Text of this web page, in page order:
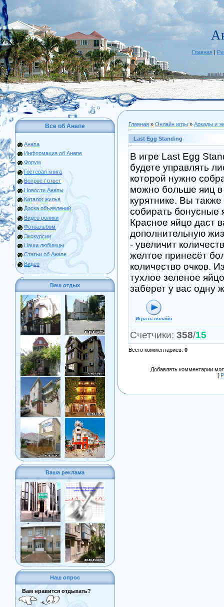
Главная |
Все об Анапе
Анапа
Информация об Анапе
Форум
Гостевая книга
Вопрос / ответ
Новости Анапы
Каталог жилья
Доска объявлений
Видео ролики
Фотоальбом
Экскурсии
Наши любимцы
Статьи об Анапе
Видео
Ваш отдых
Ваша реклама
Наш опрос
Вам нравится отдыхать?
Главная » Онлайн игры » Аркады и
Last Egg Standing
В игре Last Egg
будете управлять
которой нужно
можно больше яиц в
курятнике. Вы
собирать бонусные
Красное яйцо даст
дополнительную
- увеличит
желтое принесёт
количество очков.
тухлое зеленое
заберет у вас одну
Играть онлайн
Счетчики: 358/15
Всего комментариев: 0
Добавлять комментарии
[